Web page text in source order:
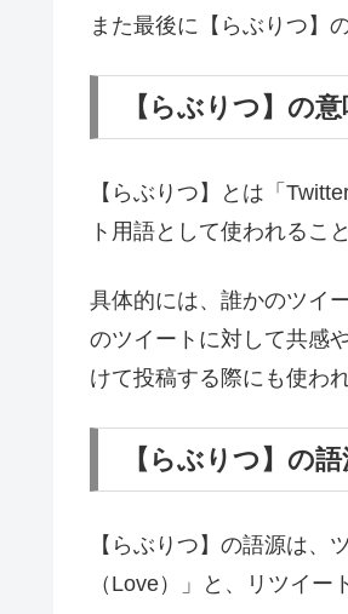
また最後に【らぶりつ】
【らぶりつ】の
【らぶりつ】とは「
ト用語として使われるこ
具体的には、誰かのツイ
のツイートに対して共感
けて投稿する際にも使われ
【らぶりつ】の
【らぶりつ】の語源は、
（Love）」と、リツイー